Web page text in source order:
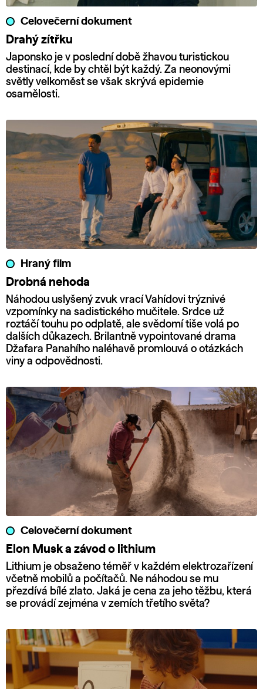
Celovečerní dokument
Drahý zítřku
Japonsko je v poslední době žhavou turistickou
destinací, kde by chtěl být každý. Za neonovými
světly velkoměst se však skrývá epidemie
osamělosti.
Hraný film
Drobná nehoda
Náhodou uslyšený zvuk vrací Vahídovi trýznivé
vzpomínky na sadistického mučitele. Srdce už
roztáčí touhu po odplatě, ale svědomí tiše volá po
dalších důkazech. Brilantně vypointované drama
Džafara Panahího naléhavě promlouvá o otázkách
viny a odpovědnosti.
Celovečerní dokument
Elon Musk a závod o lithium
Lithium je obsaženo téměř v každém elektrozařízení
včetně mobilů a počítačů. Ne náhodou se mu
přezdívá bílé zlato. Jaká je cena za jeho těžbu, která
se provádí zejména v zemích třetího světa?